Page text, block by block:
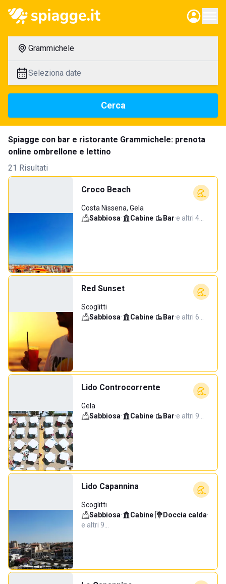
Grammichele
Seleziona date
Cerca
Spiagge con bar e ristorante Grammichele: prenota
online ombrellone e lettino
21 Risultati
Croco Beach
Costa Nissena, Gela
Sabbiosa· Cabine· Bar·e altri 4…
Red Sunset
Scoglitti
Sabbiosa· Cabine· Bar·e altri 6…
Lido Controcorrente
Gela
Sabbiosa· Cabine· Bar·e altri 9…
Lido Capannina
Scoglitti
Sabbiosa· Cabine· Doccia calda·
e altri 9…